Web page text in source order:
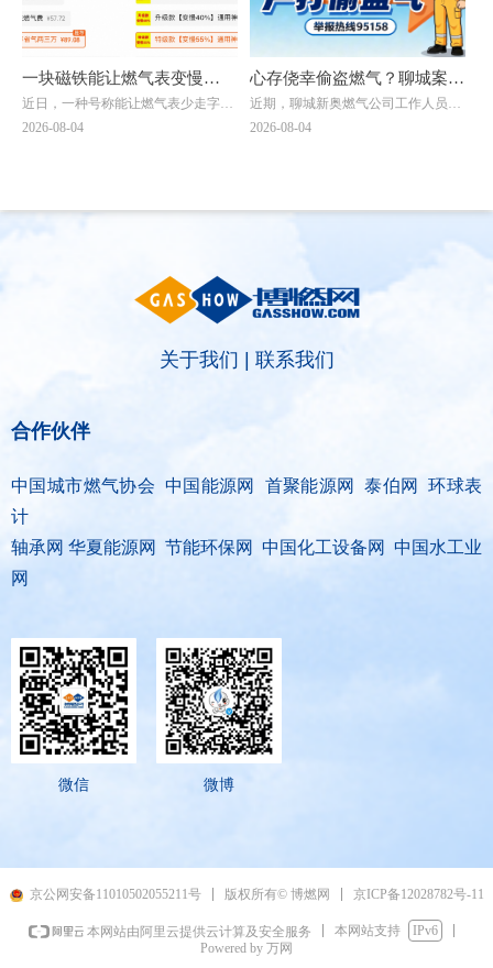
一块磁铁能让燃气表变慢
99%？央视曝光“省气神器”骗
近日，一种号称能让燃气表少走字
的“省气神器”在电商平台销售。实际
有商家特别提示“很隐秘不会被发
现，可以放心使用”。一位商家介
绍，这种“省气神器”对老式燃气表的
2026-08-04
心存侥幸偷盗燃气？聊城案例
警示：一经查处绝不姑息
近期，聊城新奥燃气公司工作人员开
展上门安全巡检工作，在对辖区住户
护企业合法权益，聊城新奥燃气公司
工作人员立即向开发区公安分局北城
派出所报警求助。
2026-08-04
关于我们 联系我们
合作伙伴
中国城市燃气协会 中国能源网 首聚能源网 泰伯网 环球表
计
轴承网 华夏能源网 节能环保网 中国化工设备网 中国水工业
网
微信 微博
京公网安备11010502055211号 版权所有© 博燃网 京ICP备12028782号-11
本网站由阿里云提供云计算及安全服务 本网站支持
IPv6
Powered by 万网